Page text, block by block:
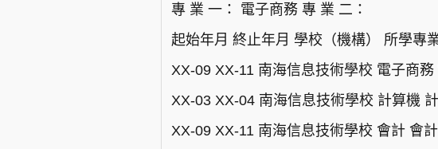
專 業 一： 電子商務 專 業 二：
起始年月 終止年月 學校（機構） 所學專
XX-09 XX-11 南海信息技術學校 電子商
XX-03 XX-04 南海信息技術學校 計算機
XX-09 XX-11 南海信息技術學校 會計 會